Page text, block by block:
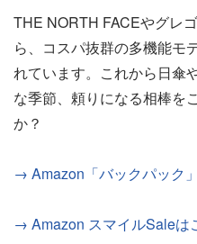
THE NORTH FACEやグレ
ら、コスパ抜群の多機能モ
れています。これから日傘
な季節、頼りになる相棒を
か？
→ Amazon「バックパック
→ Amazon スマイルSaleは